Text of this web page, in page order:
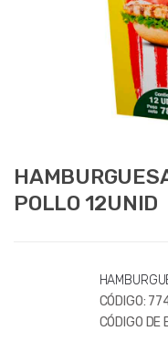
POLLO 12UNID
CÓDIGO:
CÓDIGO DE